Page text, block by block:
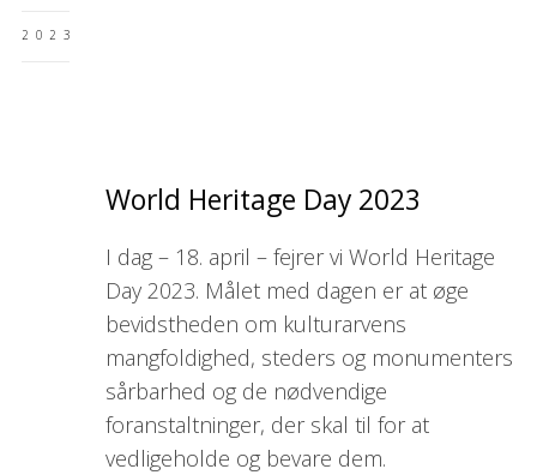
2023
World Heritage Day 2023
I dag – 18. april – fejrer vi World Heritage
Day 2023. Målet med dagen er at øge
bevidstheden om kulturarvens
mangfoldighed, steders og monumenters
sårbarhed og de nødvendige
foranstaltninger, der skal til for at
vedligeholde og bevare dem.